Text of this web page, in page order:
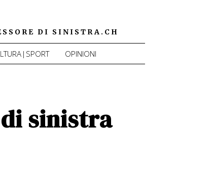
DI SINISTRA.CH
OPINIONI
sinistra